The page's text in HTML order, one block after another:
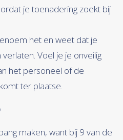
je toenadering zoekt bij
het en weet dat je
Voel je je onveilig
het personeel of de
ter plaatse.
maken, want bij 9 van de